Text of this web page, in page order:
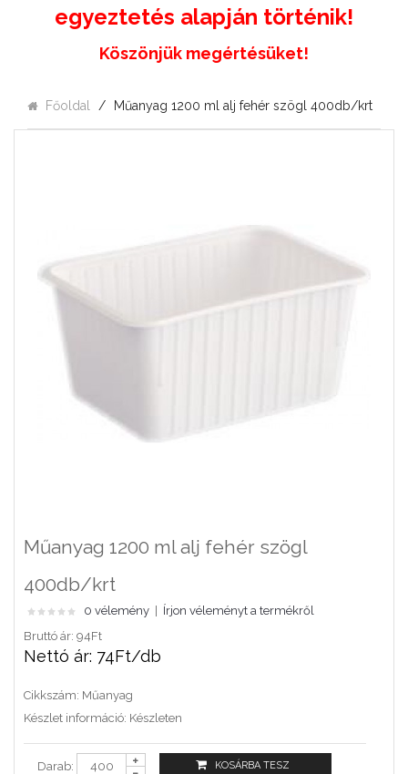
egyeztetés alapján történik!
Köszönjük megértésüket!
Főoldal Műanyag 1200 ml alj fehér szögl 400db/krt
Műanyag 1200 ml alj fehér szögl
400db/krt
0 vélemény
Írjon véleményt a termékről
Bruttó ár: 94Ft
Nettó ár: 74Ft/db
Cikkszám: Műanyag
Készlet információ: Készleten
Darab: